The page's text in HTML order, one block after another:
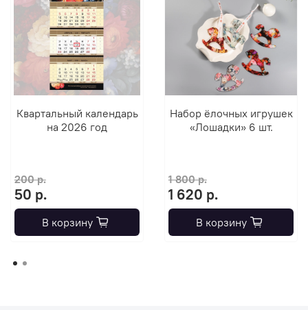
Квартальный календарь
на 2026 год
200 р.
50 р.
В корзину
Набор ёлочных игрушек
«Лошадки» 6 шт.
1 800 р.
1 620 р.
В корзину